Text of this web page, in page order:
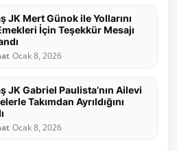
JK Mert Günok ile Yollarını
İçin Teşekkür Mesajı
Ocak 8, 2026
JK Gabriel Paulista’nın Ailevi
Takımdan Ayrıldığını
Ocak 8, 2026